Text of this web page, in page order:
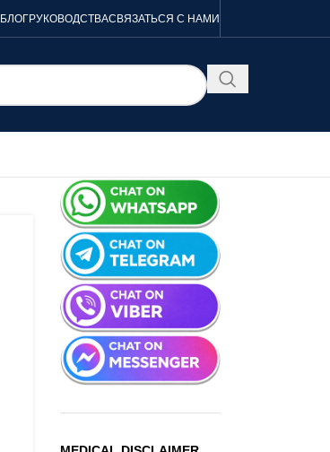
БЛОГРУКОВОДСТВАСВЯЗАТЬСЯ С НАМИ